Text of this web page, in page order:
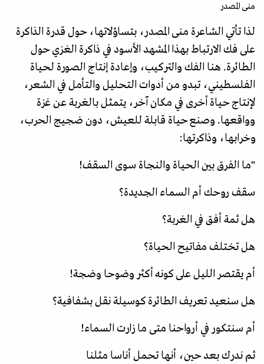
منى المصدر
لذا تأتي الشاعرة منى المصدر، بتساؤلاتها، حول قدرة الذاكرة
على فك الارتباط بهذا المشهد الأسود في ذاكرة الغزي حول
الطائرة. هنا الفك والتركيب، وإعادة إنتاج الصورة لحياة
الفلسطيني، تبدو من أدوات التحليل والتأمل في الشعر،
لإنتاج حياة أخرى في مكان آخر، يتمثل بالغربة عن غزة
وواقعها. وصنع حياة قابلة للعيش، دون ضجيج الحرب،
وخرابها، وذاكرتها:
"ما الفرق بين الحياة والنجاة سوى السقف!
سقف روحك أم السماء الجديدة؟
هل ثمة أفق في الغربة؟
هل تختلف مفاتيح الحياة؟
أم يقتصر الليل على كونه أكثر وضوحا وضجة!
هل سنعيد تعريف الطائرة كوسيلة نقل بشفافية؟
أم سنتكور في أرواحنا متى ما زارت السماء!
ثم ندرك بعد حين، أنها تحمل أناسا مثلنا